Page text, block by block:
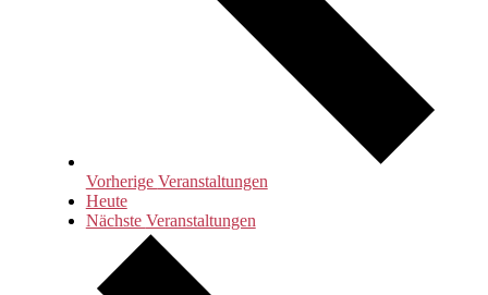
Vorherige Veranstaltungen
Heute
Nächste Veranstaltungen